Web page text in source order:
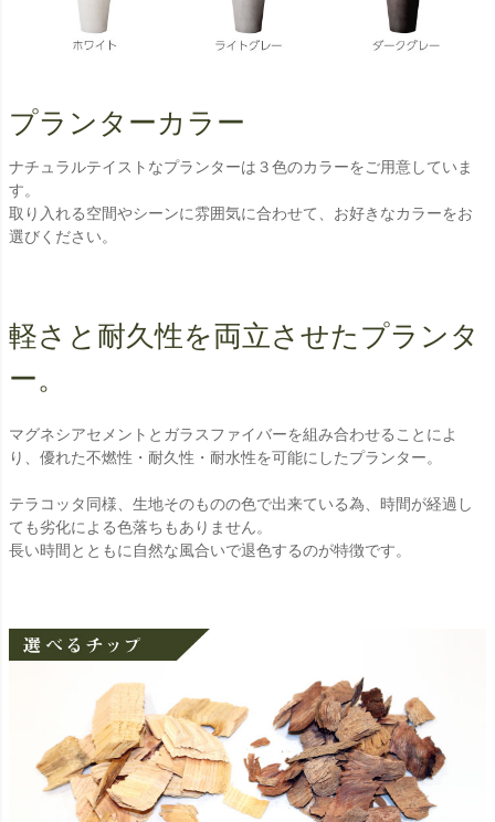
プランターカラー
ナチュラルテイストなプランターは３色のカラーをご用意していま
す。
取り入れる空間やシーンに雰囲気に合わせて、お好きなカラーをお
選びください。
軽さと耐久性を両立させたプランタ
ー。
マグネシアセメントとガラスファイバーを組み合わせることによ
り、優れた不燃性・耐久性・耐水性を可能にしたプランター。
テラコッタ同様、生地そのものの色で出来ている為、時間が経過し
ても劣化による色落ちもありません。
長い時間とともに自然な風合いで退色するのが特徴です。